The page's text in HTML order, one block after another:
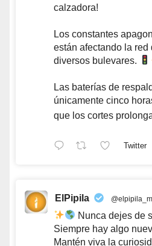
calzadora!
Los constantes
están afectando la red
diversos bulevares.
Las baterías de
únicamente cinco
que los cortes
Twitter
ElPipila
Nunca dejes de
Siempre hay algo
Mantén viva la